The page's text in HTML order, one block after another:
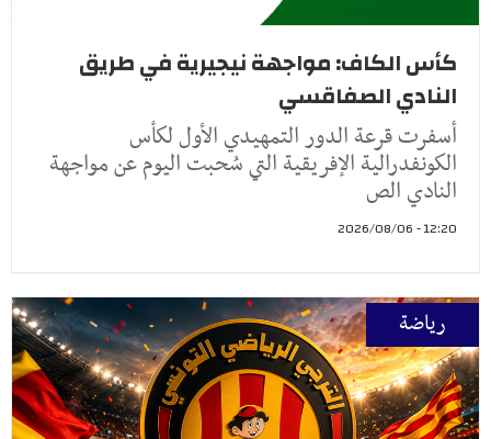
كأس الكاف: مواجهة نيجيرية في طريق
النادي الصفاقسي
أسفرت قرعة الدور التمهيدي الأول لكأس
الكونفدرالية الإفريقية التي سُحبت اليوم عن مواجهة
النادي الص
12:20 - 2026/08/06
رياضة